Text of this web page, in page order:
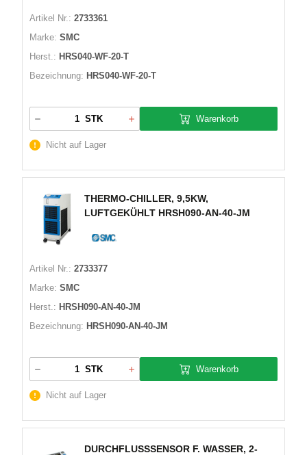
Artikel Nr.: 2733361
Marke: SMC
Herst.: HRS040-WF-20-T
Bezeichnung: HRS040-WF-20-T
STK Warenkorb
Nicht auf Lager
THERMO-CHILLER, 9,5KW,
LUFTGEKÜHLT HRSH090-AN-40-JM
Artikel Nr.: 2733377
Marke: SMC
Herst.: HRSH090-AN-40-JM
Bezeichnung: HRSH090-AN-40-JM
STK Warenkorb
Nicht auf Lager
DURCHFLUSSSENSOR F. WASSER, 2-